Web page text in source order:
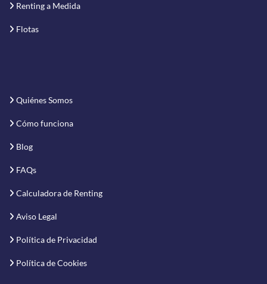
Renting a Medida
Flotas
Quiénes Somos
Cómo funciona
Blog
FAQs
Calculadora de Renting
Aviso Legal
Política de Privacidad
Política de Cookies